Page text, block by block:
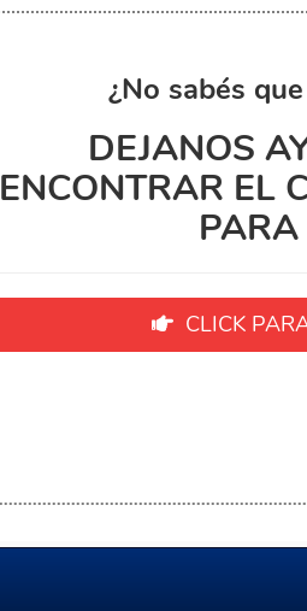
¿No sabés
DEJANOS
ENCONTRAR EL
CLICK